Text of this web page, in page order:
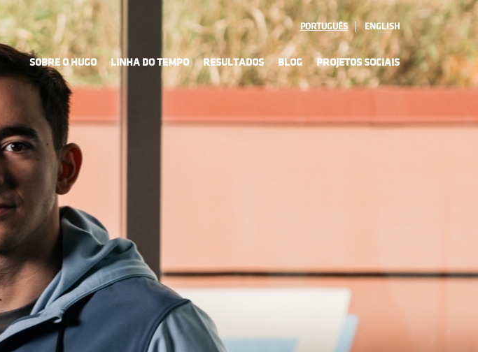
PORTUGUÊS ENGLISH
SOBRE O HUGO LINHA DO TEMPO RESULTADOS BLOG PROJETOS SOCIAIS